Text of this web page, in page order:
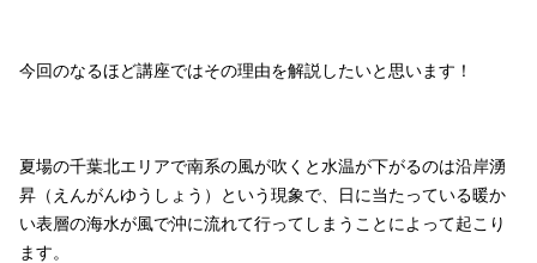
今回のなるほど講座ではその理由を解説したいと思います！
夏場の千葉北エリアで南系の風が吹くと水温が下がるのは沿岸湧
昇（えんがんゆうしょう）という現象で、日に当たっている暖か
い表層の海水が風で沖に流れて行ってしまうことによって起こり
ます。